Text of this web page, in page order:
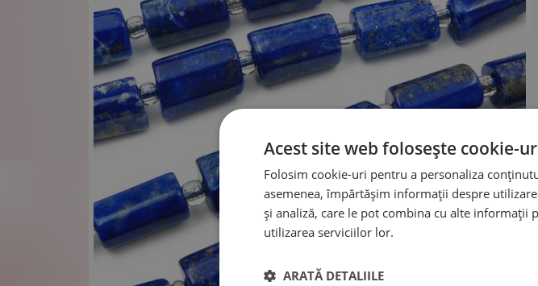
Acest site web folosește cookie-
Folosim cookie-uri pentru a personaliza
asemenea, împărtășim informații despre
și analiză, care le pot combina cu alte informații
utilizarea serviciilor lor.
ARATĂ DETALIILE